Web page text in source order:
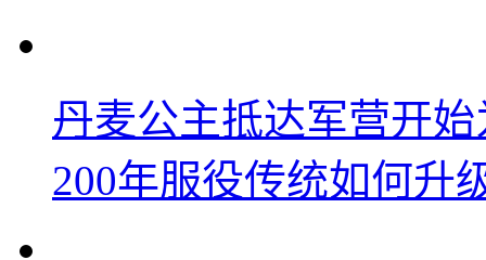
丹麦公主抵达军营开
200年服役传统如何升